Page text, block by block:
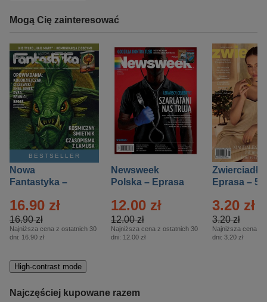
Mogą Cię zainteresować
BESTSELLER
Nowa
Fantastyka –
16.90 zł
16.90 zł
Najniższa cena z ostatnich 30
dni: 16.90 zł
Newsweek
Polska – Eprasa
12.00 zł
12.00 zł
Najniższa cena z ostatnich 30
dni: 12.00 zł
Zwierciadło
Eprasa – 5/
3.20 zł
3.20 zł
Najniższa cena z
dni: 3.20 zł
High-contrast mode
Najczęściej kupowane razem